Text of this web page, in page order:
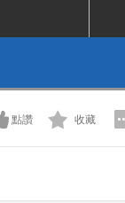
2016-
點讚 收藏